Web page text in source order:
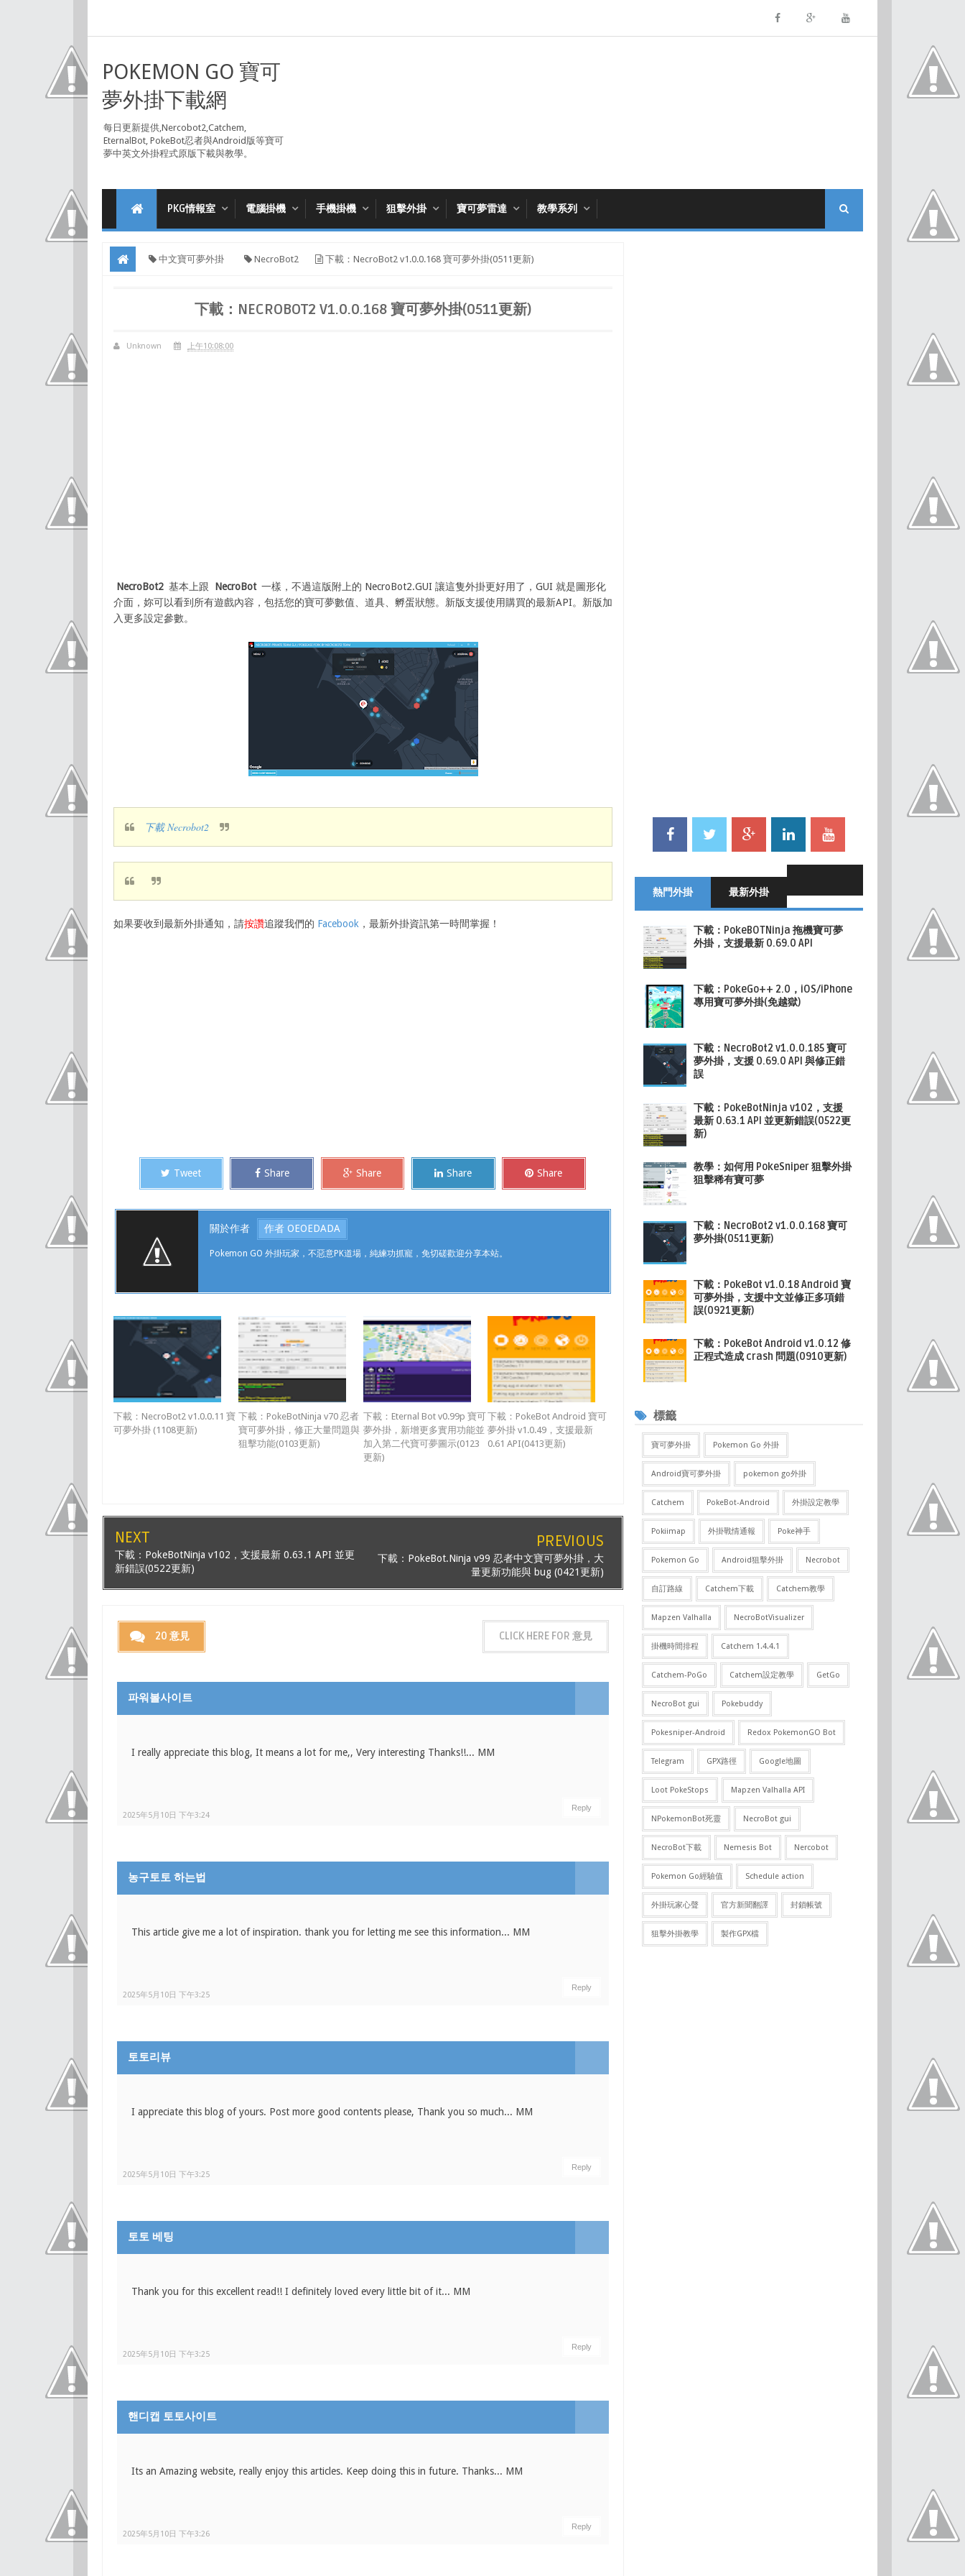
POKEMON GO 寶可
夢外掛下載網
每日更新提供,Nercobot2,Catchem,
EternalBot, PokeBot忍者與Android版等寶可
夢中英文外掛程式原版下載與教學。
PKG情報室 電腦掛機 手機掛機 狙擊外掛 寶可夢雷達 教學系列
中文寶可夢外掛 NecroBot2 下載：NecroBot2 v1.0.0.168 寶可夢外掛(0511更新)
下載：NECROBOT2 V1.0.0.168 寶可夢外掛(0511更新)
Unknown 上午10:08:00
NecroBot2 基本上跟 NecroBot 一樣，不過這版附上的 NecroBot2.GUI 讓這隻外掛更好用了，GUI 就是圖形化
介面，妳可以看到所有遊戲內容，包括您的寶可夢數值、道具、孵蛋狀態。新版支援使用購買的最新API。新版加
入更多設定參數。
下載 Necrobot2
如果要收到最新外掛通知，請按讚追蹤我們的 Facebook ，最新外掛資訊第一時間掌握！
Tweet Share Share Share Share
關於作者 作者 OEOEDADA
Pokemon GO 外掛玩家，不惡意PK道場，純練功抓寵，免切磋歡迎分享本站。
下載：NecroBot2 v1.0.0.11 寶
可夢外掛 (1108更新)
下載：PokeBotNinja v70 忍者
寶可夢外掛，修正大量問題與
狙擊功能(0103更新)
下載：Eternal Bot v0.99p 寶可
夢外掛，新增更多實用功能並
加入第二代寶可夢圖示(0123
更新)
下載：PokeBot Android 寶可
夢外掛 v1.0.49，支援最新
0.61 API(0413更新)
NEXT
下載：PokeBotNinja v102，支援最新 0.63.1 API 並更
新錯誤(0522更新)
PREVIOUS
下載：PokeBot.Ninja v99 忍者中文寶可夢外掛，大
量更新功能與 bug (0421更新)
20 意見 CLICK HERE FOR 意見
파워볼사이트
2025年5月10日 下午3:24
I really appreciate this blog, It means a lot for me,, Very interesting Thanks!!... MM
Reply
농구토토 하는법
2025年5月10日 下午3:25
This article give me a lot of inspiration. thank you for letting me see this information... MM
Reply
토토리뷰
2025年5月10日 下午3:25
I appreciate this blog of yours. Post more good contents please, Thank you so much... MM
Reply
토토 베팅
2025年5月10日 下午3:25
Thank you for this excellent read!! I definitely loved every little bit of it... MM
Reply
핸디캡 토토사이트
2025年5月10日 下午3:26
Its an Amazing website, really enjoy this articles. Keep doing this in future. Thanks... MM
Reply
熱門外掛 最新外掛
下載：PokeBOTNinja 拖機寶可夢
外掛，支援最新 0.69.0 API
下載：PokeGo++ 2.0，iOS/iPhone
專用寶可夢外掛(免越獄)
下載：NecroBot2 v1.0.0.185 寶可
夢外掛，支援 0.69.0 API 與修正錯
誤
下載：PokeBotNinja v102，支援
最新 0.63.1 API 並更新錯誤(0522更
新)
教學：如何用 PokeSniper 狙擊外掛
狙擊稀有寶可夢
下載：NecroBot2 v1.0.0.168 寶可
夢外掛(0511更新)
下載：PokeBot v1.0.18 Android 寶
可夢外掛，支援中文並修正多項錯
誤(0921更新)
下載：PokeBot Android v1.0.12 修
正程式造成 crash 問題(0910更新)
標籤
寶可夢外掛 Pokemon Go 外掛
Android寶可夢外掛 pokemon go外掛
Catchem PokeBot-Android 外掛設定教學
Pokiimap 外掛戰情通報 Poke神手
Pokemon Go Android狙擊外掛 Necrobot
自訂路線 Catchem下載 Catchem教學
Mapzen Valhalla NecroBotVisualizer
掛機時間排程 Catchem 1.4.4.1
Catchem-PoGo Catchem設定教學 GetGo
NecroBot gui Pokebuddy
Pokesniper-Android Redox PokemonGO Bot
Telegram GPX路徑 Google地圖
Loot PokeStops Mapzen Valhalla API
NPokemonBot死靈 NecroBot gui
NecroBot下載 Nemesis Bot Nercobot
Pokemon Go經驗值 Schedule action
外掛玩家心聲 官方新聞翻譯 封鎖帳號
狙擊外掛教學 製作GPX檔